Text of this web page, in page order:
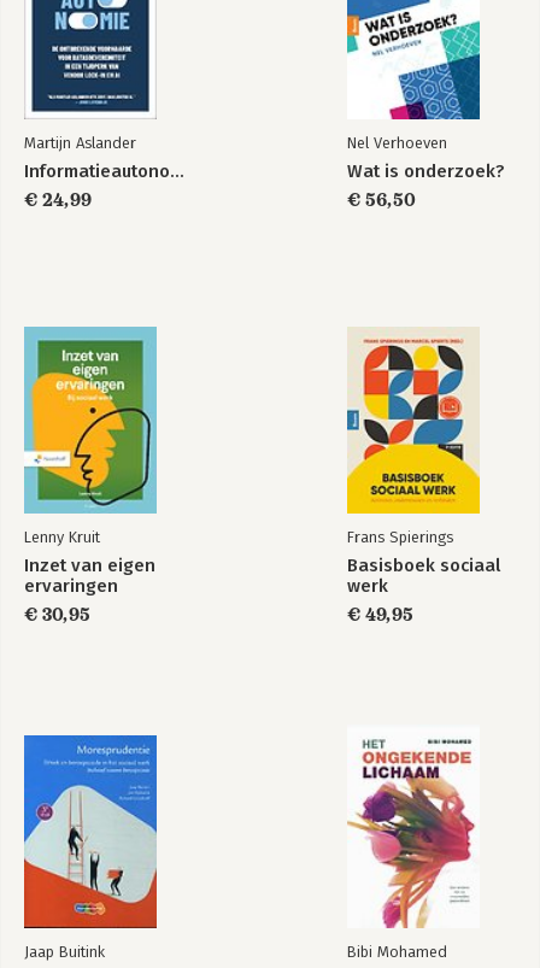
Martijn Aslander
Informatieautonomie
€ 24,99
Nel Verhoeven
Wat is onderzoek?
€ 56,50
Lenny Kruit
Inzet van eigen
ervaringen
€ 30,95
Frans Spierings
Basisboek sociaal
werk
€ 49,95
Jaap Buitink Bibi Mohamed